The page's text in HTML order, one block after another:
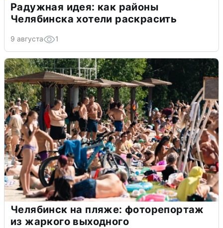
Радужная идея: как районы
Челябинска хотели раскрасить
9 августа 1
Челябинск на пляже: фоторепортаж
из жаркого выходного